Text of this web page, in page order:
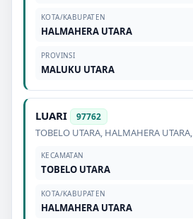
KOTA/KABUPATEN
HALMAHERA UTARA
PROVINSI
MALUKU UTARA
LUARI 97762
TOBELO UTARA, HALMAHERA UTARA,
KECAMATAN
TOBELO UTARA
KOTA/KABUPATEN
HALMAHERA UTARA